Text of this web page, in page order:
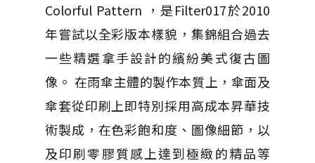
Colorful Pattern ，是Filter017於2010
年嘗試以全彩版本樣貌，集錦組合過去
一些精選拿手設計的繽紛美式復古圖
像。 在雨傘主體的製作本質上，傘面及
傘套從印刷上即特別採用高成本昇華技
術製成，在色彩飽和度、圖像細節，以
及印刷零膠質感上達到極緻的精品等